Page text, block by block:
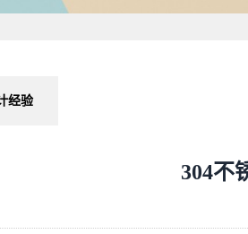
经验
304不